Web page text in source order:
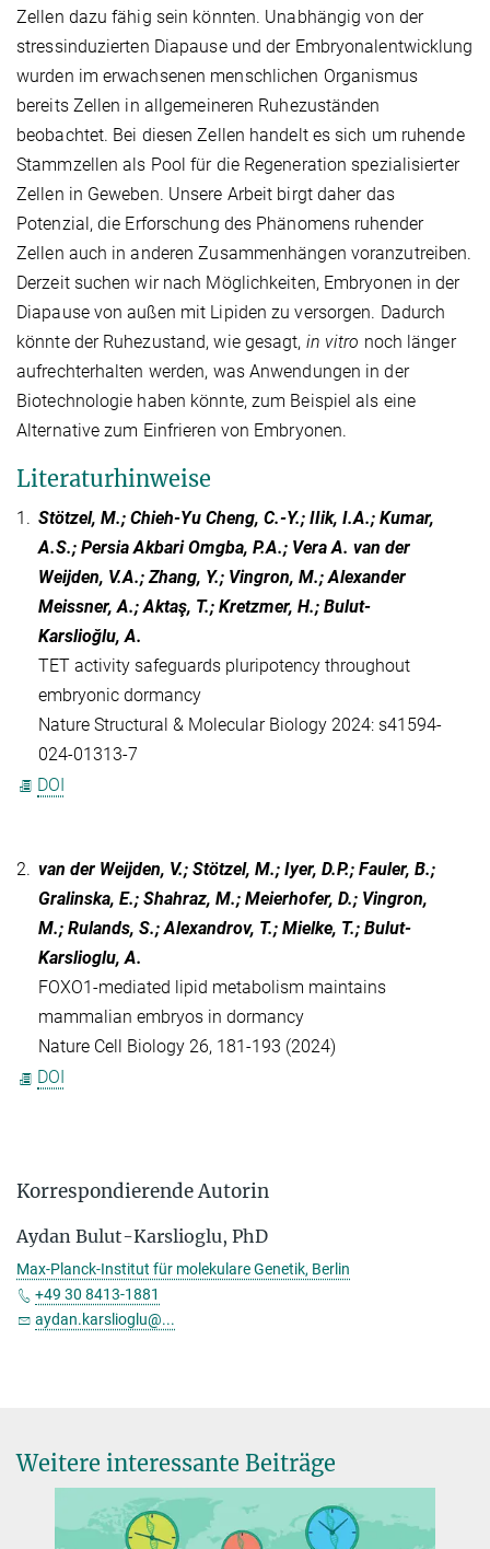
Zellen dazu fähig sein könnten. Unabhängig von der
stressinduzierten Diapause und der Embryonalentwicklung
wurden im erwachsenen menschlichen Organismus
bereits Zellen in allgemeineren Ruhezuständen
beobachtet. Bei diesen Zellen handelt es sich um ruhende
Stammzellen als Pool für die Regeneration spezialisierter
Zellen in Geweben. Unsere Arbeit birgt daher das
Potenzial, die Erforschung des Phänomens ruhender
Zellen auch in anderen Zusammenhängen voranzutreiben.
Derzeit suchen wir nach Möglichkeiten, Embryonen in der
Diapause von außen mit Lipiden zu versorgen. Dadurch
könnte der Ruhezustand, wie gesagt, in vitro noch länger
aufrechterhalten werden, was Anwendungen in der
Biotechnologie haben könnte, zum Beispiel als eine
Alternative zum Einfrieren von Embryonen.
Literaturhinweise
1. Stötzel, M.; Chieh-Yu Cheng, C.-Y.; IIik, I.A.; Kumar,
A.S.; Persia Akbari Omgba, P.A.; Vera A. van der
Weijden, V.A.; Zhang, Y.; Vingron, M.; Alexander
Meissner, A.; Aktaş, T.; Kretzmer, H.; Bulut-
Karslioğlu, A.
TET activity safeguards pluripotency throughout
embryonic dormancy
Nature Structural & Molecular Biology 2024: s41594-
024-01313-7
DOI
2. van der Weijden, V.; Stötzel, M.; Iyer, D.P.; Fauler, B.;
Gralinska, E.; Shahraz, M.; Meierhofer, D.; Vingron,
M.; Rulands, S.; Alexandrov, T.; Mielke, T.; Bulut-
Karslioglu, A.
FOXO1-mediated lipid metabolism maintains
mammalian embryos in dormancy
Nature Cell Biology 26, 181-193 (2024)
DOI
Korrespondierende Autorin
Aydan Bulut-Karslioglu, PhD
Max-Planck-Institut für molekulare Genetik, Berlin
+49 30 8413-1881
aydan.karslioglu@...
Weitere interessante Beiträge